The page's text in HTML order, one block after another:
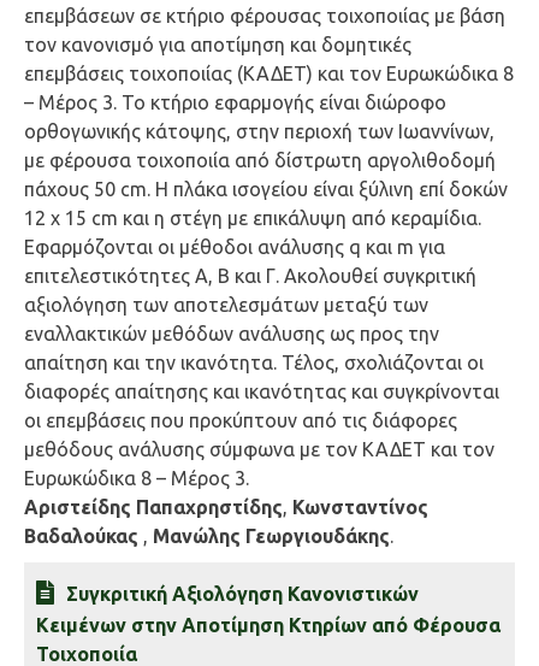
επεμβάσεων σε κτήριο φέρουσας τοιχοποιίας με βάση
τον κανονισμό για αποτίμηση και δομητικές
επεμβάσεις τοιχοποιίας (ΚΑΔΕΤ) και τον Ευρωκώδικα 8
– Μέρος 3. Το κτήριο εφαρμογής είναι διώροφο
ορθογωνικής κάτοψης, στην περιοχή των Ιωαννίνων,
με φέρουσα τοιχοποιία από δίστρωτη αργολιθοδομή
πάχους 50 cm. Η πλάκα ισογείου είναι ξύλινη επί δοκών
12 x 15 cm και η στέγη με επικάλυψη από κεραμίδια.
Εφαρμόζονται οι μέθοδοι ανάλυσης q και m για
επιτελεστικότητες Α, Β και Γ. Ακολουθεί συγκριτική
αξιολόγηση των αποτελεσμάτων μεταξύ των
εναλλακτικών μεθόδων ανάλυσης ως προς την
απαίτηση και την ικανότητα. Τέλος, σχολιάζονται οι
διαφορές απαίτησης και ικανότητας και συγκρίνονται
οι επεμβάσεις που προκύπτουν από τις διάφορες
μεθόδους ανάλυσης σύμφωνα με τον ΚΑΔΕΤ και τον
Ευρωκώδικα 8 – Μέρος 3.
Αριστείδης Παπαχρηστίδης, Κωνσταντίνος
Βαδαλούκας , Μανώλης Γεωργιουδάκης.
Συγκριτική Αξιολόγηση Κανονιστικών
Κειμένων στην Αποτίμηση Κτηρίων από Φέρουσα
Τοιχοποιία